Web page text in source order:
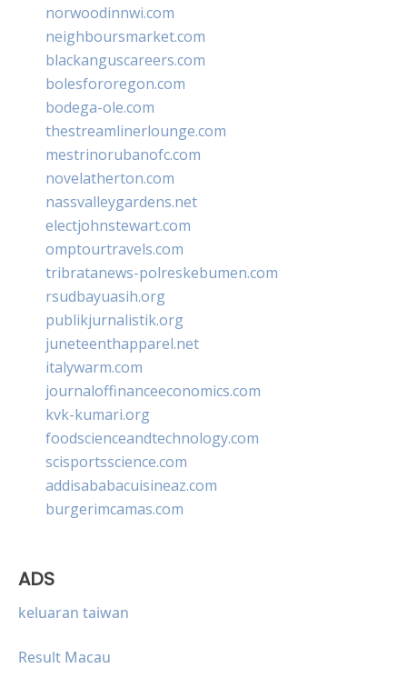
norwoodinnwi.com
neighboursmarket.com
blackanguscareers.com
bolesfororegon.com
bodega-ole.com
thestreamlinerlounge.com
mestrinorubanofc.com
novelatherton.com
nassvalleygardens.net
electjohnstewart.com
omptourtravels.com
tribratanews-polreskebumen.com
rsudbayuasih.org
publikjurnalistik.org
juneteenthapparel.net
italywarm.com
journaloffinanceeconomics.com
kvk-kumari.org
foodscienceandtechnology.com
scisportsscience.com
addisababacuisineaz.com
burgerimcamas.com
ADS
keluaran taiwan
Result Macau